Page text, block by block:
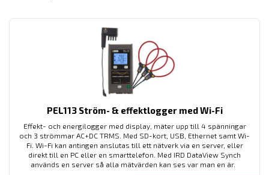
PEL113 Ström- & effektlogger med Wi-Fi
Effekt- och energilogger med display, mäter upp till 4 spänningar
och 3 strömmar AC+DC TRMS. Med SD-kort, USB, Ethernet samt Wi-
Fi. Wi-Fi kan antingen anslutas till ett nätverk via en server, eller
direkt till en PC eller en smarttelefon. Med IRD DataView Synch
används en server så alla mätvärden kan ses var man en är.